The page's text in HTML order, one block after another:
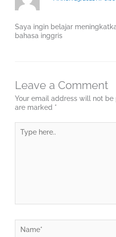
Saya ingin belajar
bahasa inggris
Leave a Comment
Your email address will not be
are marked *
here..